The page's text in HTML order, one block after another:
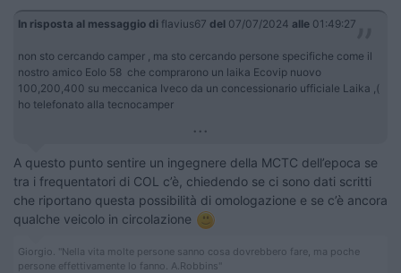
In risposta al messaggio di flavius67 del 07/07/2024 alle 01:49:27
non sto cercando camper , ma sto cercando persone specifiche come il
nostro amico Eolo 58 che comprarono un laika Ecovip nuovo
100,200,400 su meccanica Iveco da un concessionario ufficiale Laika ,(
ho telefonato alla tecnocamper
...
A questo punto sentire un ingegnere della MCTC dell’epoca se
tra i frequentatori di COL c’è, chiedendo se ci sono dati scritti
che riportano questa possibilità di omologazione e se c’è ancora
qualche veicolo in circolazione
Giorgio. "Nella vita molte persone sanno cosa dovrebbero fare, ma poche
persone effettivamente lo fanno. A.Robbins"